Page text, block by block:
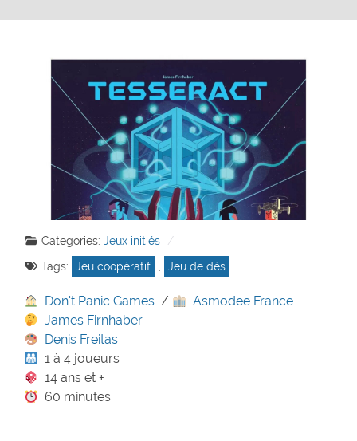
Categories: Jeux initiés
Tags:
Jeu coopératif , Jeu de dés
Don't Panic Games /
Asmodee France
James Firnhaber
Denis Freitas
1 à 4 joueurs
14 ans et +
60 minutes